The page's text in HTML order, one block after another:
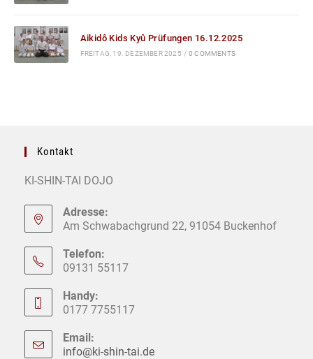
Aikidô Kids Kyû Prüfungen 16.12.2025
FREITAG, 19. DEZEMBER 2025 / 0 COMMENTS
Kontakt
KI-SHIN-TAI DOJO
Adresse:
Am Schwabachgrund 22, 91054 Buckenhof
Telefon:
09131 55117
Handy:
0177 7755117
Email:
info@ki-shin-tai.deOpens